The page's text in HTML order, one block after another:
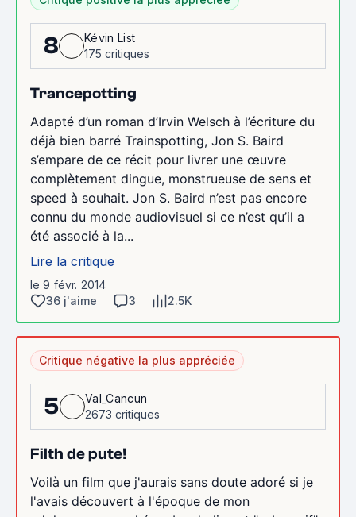
8
Kévin List
175 critiques
Trancepotting
Adapté d’un roman d’Irvin Welsch à l’écriture du
déjà bien barré Trainspotting, Jon S. Baird
s’empare de ce récit pour livrer une œuvre
complètement dingue, monstrueuse de sens et
speed à souhait. Jon S. Baird n’est pas encore
connu du monde audiovisuel si ce n’est qu’il a
été associé à la...
Lire la critique
le 9 févr. 2014
36 j'aime
3 2.5K
Critique négative la plus appréciée
5
Val_Cancun
2673 critiques
Filth de pute!
Voilà un film que j'aurais sans doute adoré si je
l'avais découvert à l'époque de mon